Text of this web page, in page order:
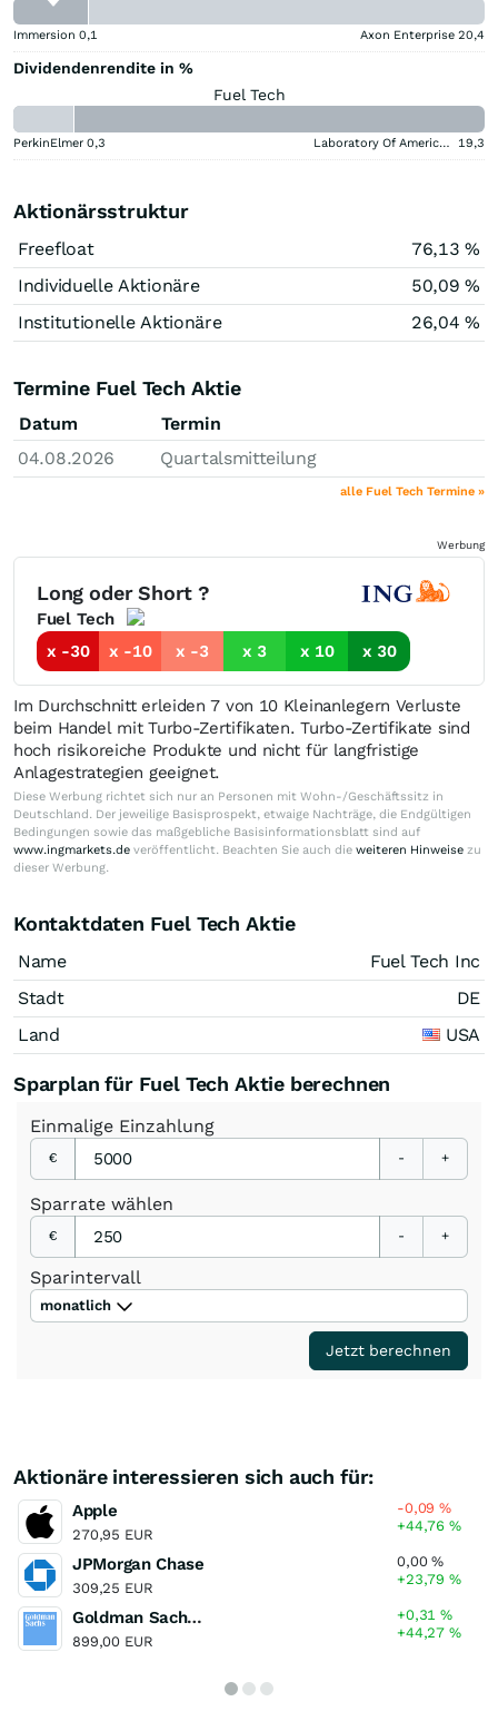
Immersion 0,1 Axon Enterprise 20,4
Dividendenrendite in %
Fuel Tech
PerkinElmer 0,3 Laboratory Of America Holdings 19,3
Aktionärsstruktur
Freefloat
76,13 %
Individuelle Aktionäre
50,09 %
Institutionelle Aktionäre
26,04 %
Termine Fuel Tech Aktie
Datum
Termin
04.08.2026
Quartalsmitteilung
alle Fuel Tech Termine »
Werbung
Long oder Short ?
Fuel Tech
x -30
x -10 x -3 x 3 x 10 x 30
Im Durchschnitt erleiden 7 von 10 Kleinanlegern Verluste
beim Handel mit Turbo-Zertifikaten. Turbo-Zertifikate sind
hoch risikoreiche Produkte und nicht für langfristige
Anlagestrategien geeignet.
Diese Werbung richtet sich nur an Personen mit Wohn-/Geschäftssitz in
Deutschland. Der jeweilige Basisprospekt, etwaige Nachträge, die Endgültigen
Bedingungen sowie das maßgebliche Basisinformationsblatt sind auf
www.ingmarkets.de veröffentlicht. Beachten Sie auch die weiteren Hinweise zu
dieser Werbung.
Kontaktdaten Fuel Tech Aktie
Name
Fuel Tech Inc
Stadt
DE
Land
USA
Sparplan für Fuel Tech Aktie berechnen
Einmalige Einzahlung
€ - +
Sparrate wählen
€ - +
Sparintervall
monatlich
Jetzt berechnen
Aktionäre interessieren sich auch für:
Apple
270,95 EUR
-0,09%
+44,76%
JPMorgan Chase
309,25 EUR
0,00%
+23,79%
Goldman Sachs Group
899,00 EUR
+0,31%
+44,27%